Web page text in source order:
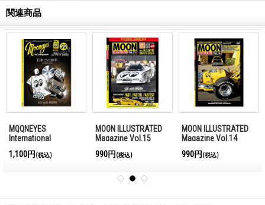
関連商品
MQQNEYES
International
2016
1,100円 (税込)
MOON ILLUSTRATED
Magazine Vol.15
990円 (税込)
MOON ILLUSTRATED
Magazine Vol.14
990円 (税込)